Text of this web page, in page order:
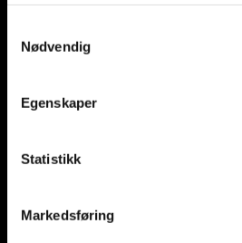
Innhente informasjon om den
Identifisere enheten din ved å
Undermer info
kan du lese om
brukes. Du kan hele tiden endre
samtykke fra erklæringen om
Nødvendig
Egenskaper
Statistikk
Markedsføring
Annonsering: